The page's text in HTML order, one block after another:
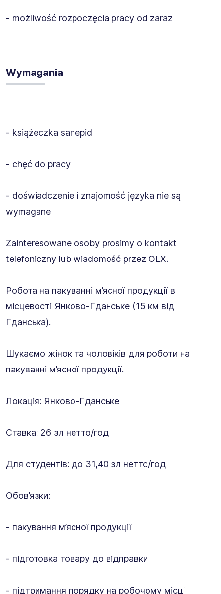
- możliwość rozpoczęcia pracy od zaraz
Wymagania
- książeczka sanepid
- chęć do pracy
- doświadczenie i znajomość języka nie są
wymagane
Zainteresowane osoby prosimy o kontakt
telefoniczny lub wiadomość przez OLX.
Робота на пакуванні м’ясної продукції в
місцевості Янково-Гданське (15 км від
Гданська).
Шукаємо жінок та чоловіків для роботи на
пакуванні м’ясної продукції.
Локація: Янково-Гданське
Ставка: 26 зл нетто/год
Для студентів: до 31,40 зл нетто/год
Обов’язки:
- пакування м’ясної продукції
- підготовка товару до відправки
- підтримання порядку на робочому місці